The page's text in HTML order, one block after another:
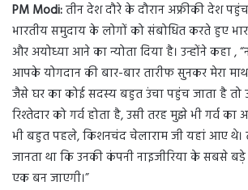
PM Modi:तीन देश दौरे के दौरान अफ्रीकी देश
भारतीय समुदाय के लोगों को संबोधित करते हुए
और अयोध्या आने का न्योता दिया है। उन्होंने कहा ,
आपके योगदान की बार-बार तारीफ सुनकर मेरा
जैसे घर का कोई सदस्य बहुत उंचा पहुंच जाता है
रिश्तेदार को गर्व होता है, उसी तरह मुझे भी गर्व
भी बहुत पहले, किशनचंद चेलाराम जी यहां आए थे।
जानता था कि उनकी कंपनी नाइजीरिया के सबसे
एक बन जाएगी।”